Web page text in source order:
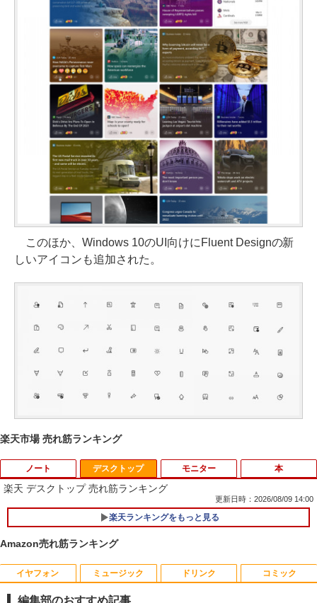
このほか、Windows 10のUI向けにFluent Designの新
しいアイコンも追加された。
楽天市場 売れ筋ランキング
ノート
1
【★最大100%ポイント】【大特価!訳あ
り!】富士通 LIFEBOOK A576/第6世代 C
パソコン ノートパソコン Windows11 W
indows10
デスクトップ
楽天 デスクトップ 売れ筋ランキング
更新日時：2026/08/09 14:00
楽天ランキングをもっと見る
モニター
1
富士通 Fujitsu 液晶モニター VL-17CST
17インチ スクエア ホワイト LCD LEDバ
本
1
ちいかわ なんか小さくてかわいいやつ
（1） （ワイドKC） [ ナガノ ]
Amazon売れ筋ランキング
イヤフォン ミュージック ドリンク コミック